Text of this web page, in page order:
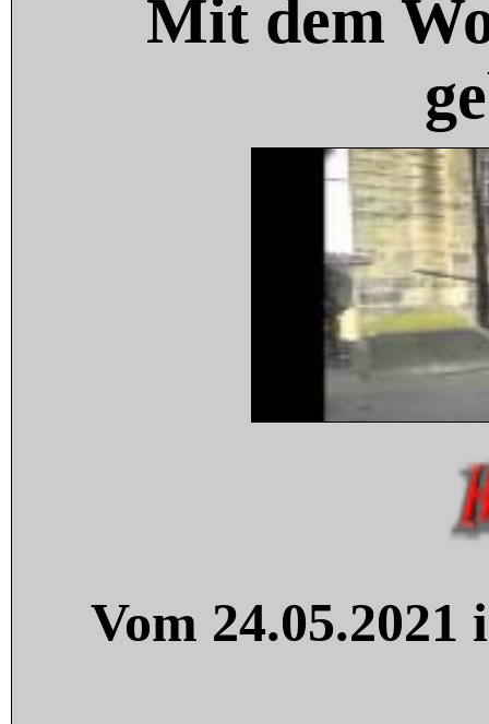
Mit dem
Vom 24.05.2021